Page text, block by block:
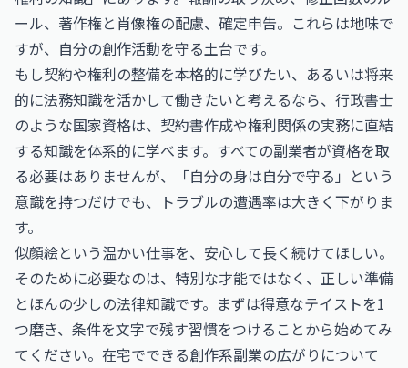
ール、著作権と肖像権の配慮、確定申告。これらは地味で
すが、自分の創作活動を守る土台です。
もし契約や権利の整備を本格的に学びたい、あるいは将来
的に法務知識を活かして働きたいと考えるなら、 行政書士
のような国家資格は、契約書作成や権利関係の実務に直結
する知識を体系的に学べます。すべての副業者が資格を取
る必要はありませんが、「自分の身は自分で守る」という
意識を持つだけでも、トラブルの遭遇率は大きく下がりま
す。
似顔絵という温かい仕事を、安心して長く続けてほしい。
そのために必要なのは、特別な才能ではなく、正しい準備
とほんの少しの法律知識です。まずは得意なテイストを1
つ磨き、条件を文字で残す習慣をつけることから始めてみ
てください。在宅でできる創作系副業の広がりについて